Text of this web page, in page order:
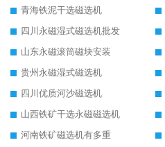
青海铁泥干选磁选机
四川永磁湿式磁选机批发
山东永磁滚筒磁块安装
贵州永磁湿式磁选机
四川优质河沙磁选机
山西铁矿干选永磁磁选机
河南铁矿磁选机有多重